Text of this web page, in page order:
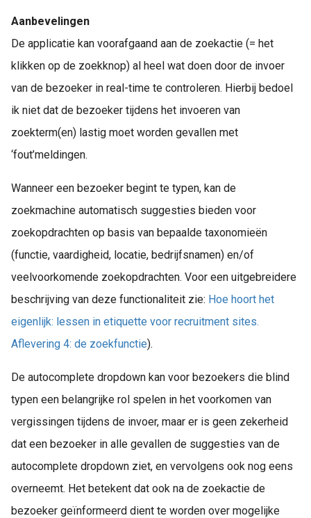
Aanbevelingen
De applicatie kan voorafgaand aan de zoekactie (= het
klikken op de zoekknop) al heel wat doen door de invoer
van de bezoeker in real-time te controleren. Hierbij bedoel
ik niet dat de bezoeker tijdens het invoeren van
zoekterm(en) lastig moet worden gevallen met
‘fout’meldingen.
Wanneer een bezoeker begint te typen, kan de
zoekmachine automatisch suggesties bieden voor
zoekopdrachten op basis van bepaalde taxonomieën
(functie, vaardigheid, locatie, bedrijfsnamen) en/of
veelvoorkomende zoekopdrachten. Voor een uitgebreidere
beschrijving van deze functionaliteit zie: Hoe hoort het
eigenlijk: lessen in etiquette voor recruitment sites.
Aflevering 4: de zoekfunctie).
De autocomplete dropdown kan voor bezoekers die blind
typen een belangrijke rol spelen in het voorkomen van
vergissingen tijdens de invoer, maar er is geen zekerheid
dat een bezoeker in alle gevallen de suggesties van de
autocomplete dropdown ziet, en vervolgens ook nog eens
overneemt. Het betekent dat ook na de zoekactie de
bezoeker geïnformeerd dient te worden over mogelijke